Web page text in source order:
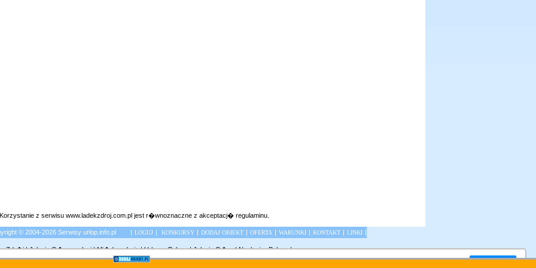
Korzystanie z serwisu www.ladekzdroj.com.pl jest r�wnoznaczne z akceptacj� regulaminu.
© 2004-2026 Serwisy urlop.info.pl | LOGUJ | KONKURSY | DODAJ OBIEKT | OFERTA | WARUNKI | KONTAKT | LINKI |
Zdr�j|Jelenia G�ra noclegi|Mi�dzyzdroje|Urlop w Polsce|Jelenia G�ra|Noclegi w Polsce|
przegl�darki. Prosimy r�wnie� o zapoznanie si� z aktualn�polityk� prywatno�cistrony.